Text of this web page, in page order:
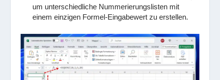
um unterschiedliche Nummerierungslisten mit
einem einzigen Formel-Eingabewert zu erstellen.